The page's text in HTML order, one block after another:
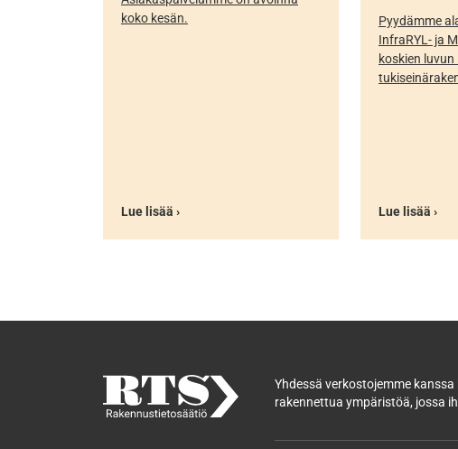
koko kesän.
Lue lisää ›
Pyydämme
InfraRYL- ja
koskien
Lue lisää ›
Yhdessä verkostojemme
rakennettua ympäristöä, jossa